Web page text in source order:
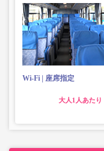
Wi-Fi 座席指定
大人